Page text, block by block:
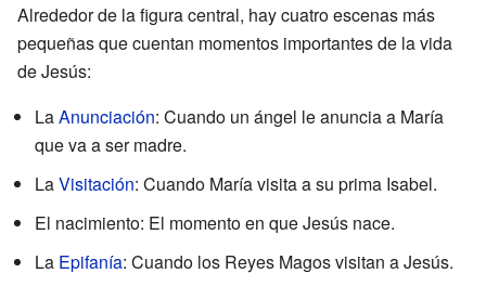
Alrededor de la figura central, hay cuatro escenas más
pequeñas que cuentan momentos importantes de la vida
de Jesús:
LaAnunciación: Cuando un ángel le anuncia a María
que va a ser madre.
LaVisitación: Cuando María visita a su prima Isabel.
El nacimiento: El momento en que Jesús nace.
La Epifanía: Cuando los Reyes Magos visitan a Jesús.